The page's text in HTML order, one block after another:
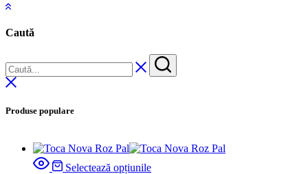
Caută
Produse populare
Selectează opțiunile